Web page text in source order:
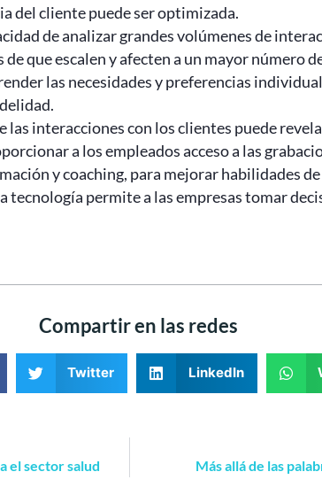
del cliente puede ser optimizada.
de analizar grandes volúmenes de
que escalen y afecten a un mayor número
las necesidades y preferencias
las interacciones con los clientes puede
a los empleados acceso a las
y coaching, para mejorar habilidades
tecnología permite a las empresas tomar
Compartir en las redes
Twitter LinkedIn
el sector salud Más allá de las